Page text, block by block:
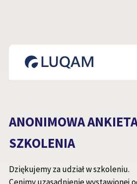
ANONIMOWA
SZKOLENIA
Dziękujemy za udział w szkoleniu.